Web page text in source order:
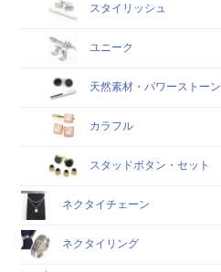
スタイリッシュ
ユニーク
天然素材・パワーストーン
カラフル
スタッドボタン・セット
ネクタイチェーン
ネクタイリング